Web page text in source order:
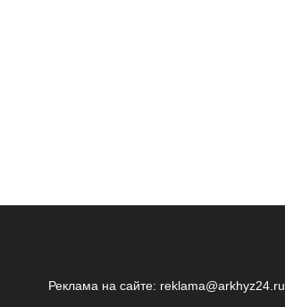
Реклама на сайте: reklama@arkhyz24.ru